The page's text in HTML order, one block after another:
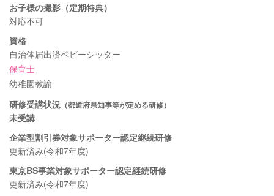
お子様の撮影（定期特典）
対応不可
資格
自治体届出済ベビーシッター
保育士
幼稚園教諭
研修受講状況 （都道府県知事等が定める研修）
未受講
企業型割引券対象サポーター認定継続研修
更新済み(令和7年度)
東京BS事業対象サポーター認定継続研修
更新済み(令和7年度)